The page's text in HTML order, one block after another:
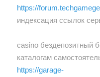
https://
индексация ссылок
casino бездепозитный
каталогам
https://garage-